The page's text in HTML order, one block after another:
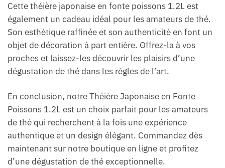
Cette théière japonaise en fonte poissons 1.2L est
également un cadeau idéal pour les amateurs de thé.
Son esthétique raffinée et son authenticité en font un
objet de décoration à part entière. Offrez-la à vos
proches et laissez-les découvrir les plaisirs d’une
dégustation de thé dans les règles de l’art.
En conclusion, notre Théière Japonaise en Fonte
Poissons 1.2L est un choix parfait pour les amateurs
de thé qui recherchent à la fois une expérience
authentique et un design élégant. Commandez dès
maintenant sur notre boutique en ligne et profitez
d’une dégustation de thé exceptionnelle.